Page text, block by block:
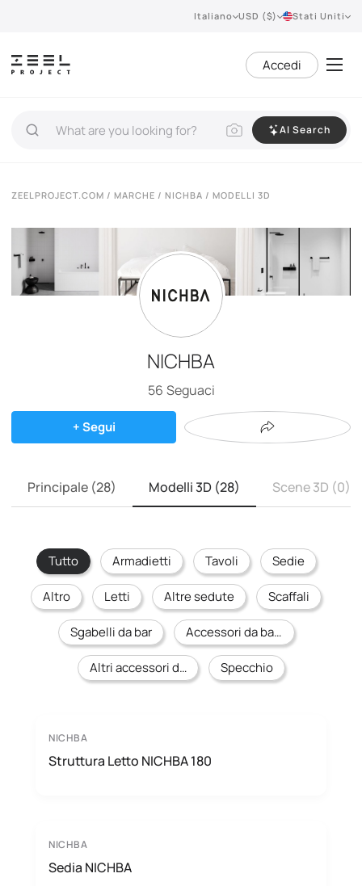
Italiano USD ($) Stati Uniti
Accedi
AI Search
ZEELPROJECT.COM / MARCHE / NICHBA / MODELLI 3D
NICHBA
56 Seguaci
+ Segui
Principale (28) Modelli 3D (28) Scene 3D (0)
Tutto Armadietti Tavoli Sedie
Altro Letti Altre sedute Scaffali
Sgabelli da bar Accessori da bagno
Altri accessori da cucina Specchio
NICHBA
Struttura Letto NICHBA 180
NICHBA
Sedia NICHBA